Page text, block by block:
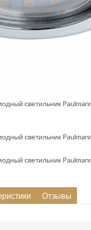
Отзывы